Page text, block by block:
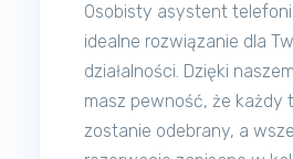
Osobisty asystent
idealne rozwiązanie dla
działalności. Dzięki
masz pewność, że każdy
zostanie odebrany, a